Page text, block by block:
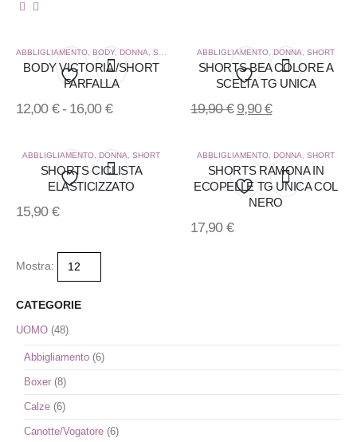
Aggiungi
lista
dei
desideri
ABBLIGLIAMENTO BODY, DONNA SHORT
BODY VICTORIA /SHORT
FARFALLA
12,00 € - 16,00 €
Aggiungi
lista
dei
desideri
ABBLIGLIAMENTO DONNA SHORT
SHORTS BEA COLORE A
SCELTA TG UNICA
19,90€ 9,90€
Aggiungi
lista
desideri
ABBLIGLIAMENTO DONNA SHORT
SHORTS CICLISTA
ELASTICIZZATO
15,90 €
Aggiungi
ABBLIGLIAMENTO DONNA SHORT
SHORTS RAMONA IN
ECOPELLE TG UNICA COL
NERO
17,90 €
Mostra:
CATEGORIE
UOMO (48)
Abbigliamento (6)
Boxer (8)
Calze (6)
Canotte/Vogatore (6)